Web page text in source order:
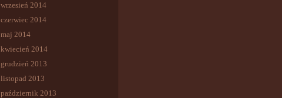
wrzesień 2014
czerwiec 2014
maj 2014
kwiecień 2014
grudzień 2013
listopad 2013
październik 2013